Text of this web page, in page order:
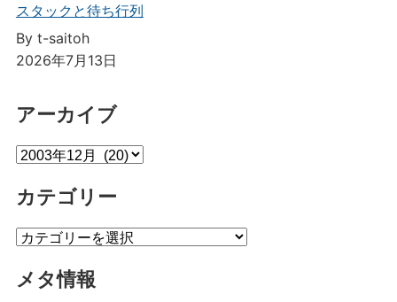
スタックと待ち行列
By t-saitoh
2026年7月13日
アーカイブ
ア
カ
ブ
カテゴリー
カ
ゴ
メタ情報